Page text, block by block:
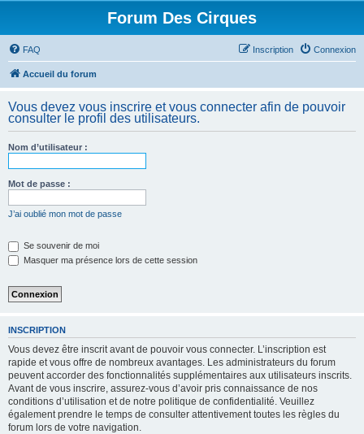
Forum Des Cirques
FAQ Connexion
Inscription
Accueil du forum
Vous devez vous inscrire et vous connecter afin de pouvoir
consulter le profil des utilisateurs.
Nom d’utilisateur :
Mot de passe :
J’ai oublié mon mot de passe
Se souvenir de moi
Masquer ma présence lors de cette session
INSCRIPTION
Vous devez être inscrit avant de pouvoir vous connecter. L’inscription est
rapide et vous offre de nombreux avantages. Les administrateurs du forum
peuvent accorder des fonctionnalités supplémentaires aux utilisateurs inscrits.
Avant de vous inscrire, assurez-vous d’avoir pris connaissance de nos
conditions d’utilisation et de notre politique de confidentialité. Veuillez
également prendre le temps de consulter attentivement toutes les règles du
forum lors de votre navigation.